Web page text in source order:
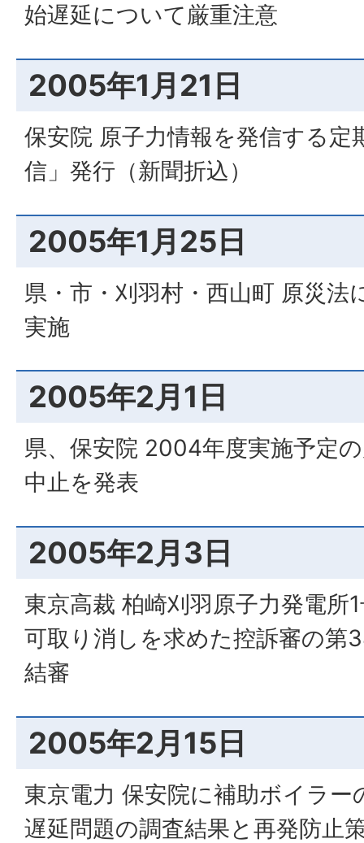
始遅延について厳重注意
2005年1月21日
保安院 原子力情報を発信する定
信」発行（新聞折込）
2005年1月25日
県・市・刈羽村・西山町 原災法
実施
2005年2月1日
県、保安院 2004年度実施予定
中止を発表
2005年2月3日
東京高裁 柏崎刈羽原子力発電所
可取り消しを求めた控訴審の第
結審
2005年2月15日
東京電力 保安院に補助ボイラー
遅延問題の調査結果と再発防止